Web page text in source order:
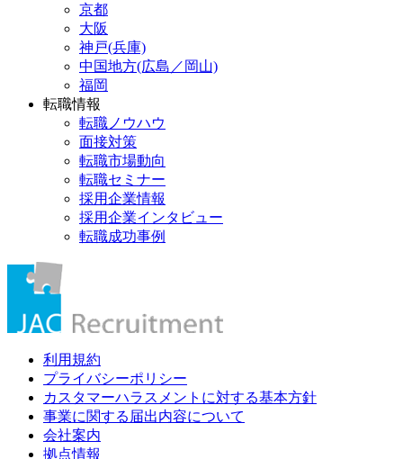
京都
大阪
神戸(兵庫)
中国地方(広島／岡山)
福岡
転職情報
転職ノウハウ
面接対策
転職市場動向
転職セミナー
採用企業情報
採用企業インタビュー
転職成功事例
利用規約
プライバシーポリシー
カスタマーハラスメントに対する基本方針
事業に関する届出内容について
会社案内
拠点情報